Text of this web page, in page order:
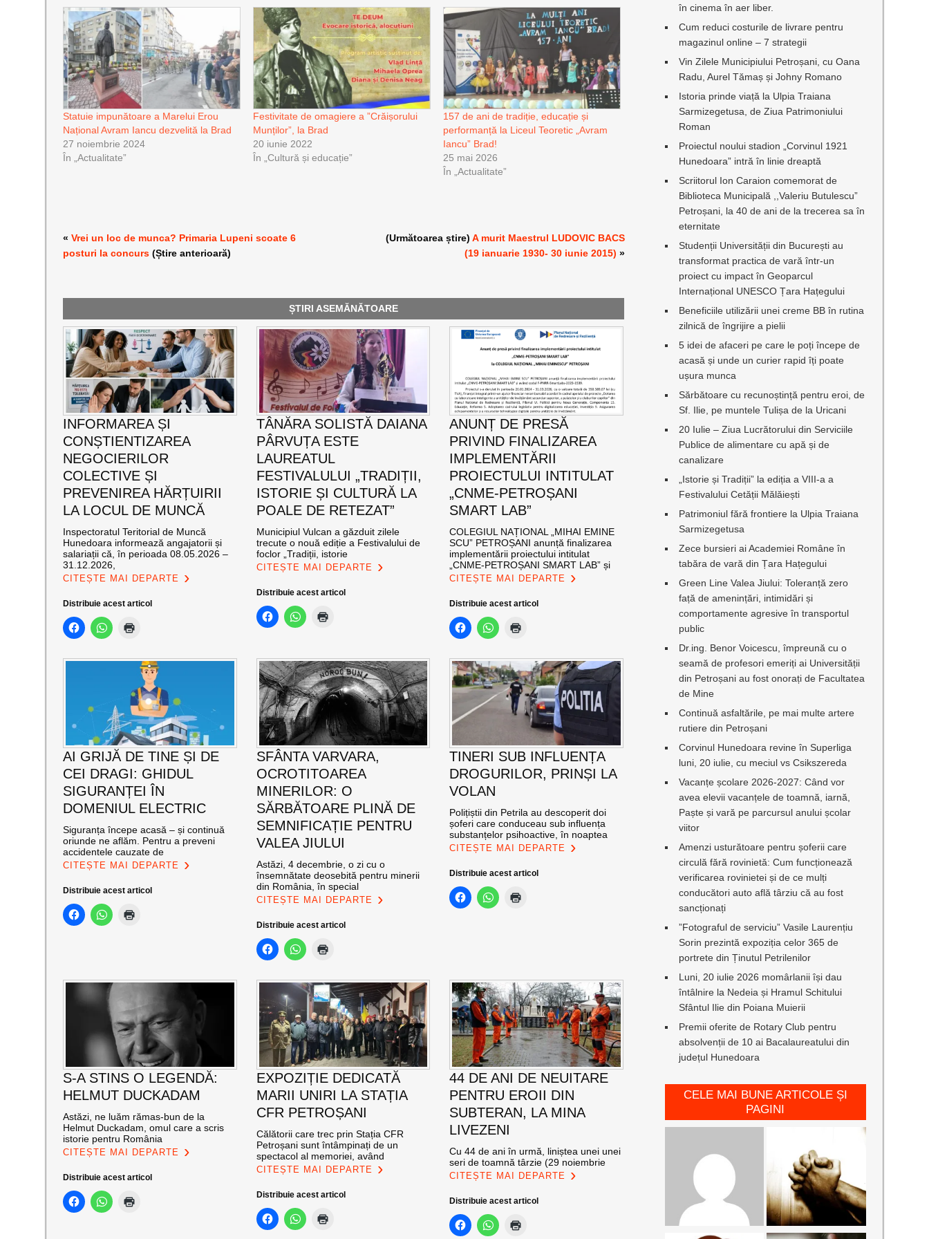
Statuie impunătoare a Marelui Erou
Național Avram Iancu dezvelită la Brad
27 noiembrie 2024
În „Actualitate”
Festivitate de omagiere a ”Crăișorului
Munților”, la Brad
20 iunie 2022
În „Cultură și educație”
157 de ani de tradiție, educație și
performanță la Liceul Teoretic „Avram
Iancu” Brad!
25 mai 2026
În „Actualitate”
«Vrei un loc de munca? Primaria Lupeni scoate 6
posturi la concurs (Știre anterioară)
(Următoarea știre)A murit Maestrul LUDOVIC BACS
(19 ianuarie 1930- 30 iunie 2015) »
ȘTIRI ASEMĂNĂTOARE
INFORMAREA ȘI
CONȘTIENTIZAREA
NEGOCIERILOR
COLECTIVE ȘI
PREVENIREA HĂRȚUIRII
LA LOCUL DE MUNCĂ
Inspectoratul Teritorial de Muncă
Hunedoara informează angajatorii și
salariații că, în perioada 08.05.2026 –
31.12.2026,
CITEȘTE MAI DEPARTE
Distribuie acest articol
TÂNĂRA SOLISTĂ DAIANA
PÂRVUȚA ESTE
LAUREATUL
FESTIVALULUI „TRADIȚII,
ISTORIE ȘI CULTURĂ LA
POALE DE RETEZAT”
Municipiul Vulcan a găzduit zilele
trecute o nouă ediție a Festivalului de
foclor „Tradiții, istorie
CITEȘTE MAI DEPARTE
Distribuie acest articol
ANUNȚ DE PRESĂ
PRIVIND FINALIZAREA
IMPLEMENTĂRII
PROIECTULUI INTITULAT
„CNME-PETROȘANI
SMART LAB”
COLEGIUL NAȚIONAL „MIHAI EMINE
SCU” PETROȘANI anunță finalizarea
implementării proiectului intitulat
„CNME-PETROȘANI SMART LAB” și
CITEȘTE MAI DEPARTE
Distribuie acest articol
AI GRIJĂ DE TINE ȘI DE
CEI DRAGI: GHIDUL
SIGURANȚEI ÎN
DOMENIUL ELECTRIC
Siguranța începe acasă – și continuă
oriunde ne aflăm. Pentru a preveni
accidentele cauzate de
CITEȘTE MAI DEPARTE
Distribuie acest articol
SFÂNTA VARVARA,
OCROTITOAREA
MINERILOR: O
SĂRBĂTOARE PLINĂ DE
SEMNIFICAȚIE PENTRU
VALEA JIULUI
Astăzi, 4 decembrie, o zi cu o
însemnătate deosebită pentru minerii
din România, în special
CITEȘTE MAI DEPARTE
Distribuie acest articol
TINERI SUB INFLUENȚA
DROGURILOR, PRINȘI LA
VOLAN
Polițiștii din Petrila au descoperit doi
șoferi care conduceau sub influența
substanțelor psihoactive, în noaptea
CITEȘTE MAI DEPARTE
Distribuie acest articol
S-A STINS O LEGENDĂ:
HELMUT DUCKADAM
Astăzi, ne luăm rămas-bun de la
Helmut Duckadam, omul care a scris
istorie pentru România
CITEȘTE MAI DEPARTE
Distribuie acest articol
EXPOZIȚIE DEDICATĂ
MARII UNIRI LA STAȚIA
CFR PETROȘANI
Călătorii care trec prin Stația CFR
Petroșani sunt întâmpinați de un
spectacol al memoriei, având
CITEȘTE MAI DEPARTE
Distribuie acest articol
44 DE ANI DE NEUITARE
PENTRU EROII DIN
SUBTERAN, LA MINA
LIVEZENI
Cu 44 de ani în urmă, liniștea unei unei
seri de toamnă târzie (29 noiembrie
CITEȘTE MAI DEPARTE
Distribuie acest articol
în cinema în aer liber.
Cum reduci costurile de livrare pentru
magazinul online – 7 strategii
Vin Zilele Municipiului Petroșani, cu Oana
Radu, Aurel Tămaș și Johny Romano
Istoria prinde viață la Ulpia Traiana
Sarmizegetusa, de Ziua Patrimoniului
Roman
Proiectul noului stadion „Corvinul 1921
Hunedoara” intră în linie dreaptă
Scriitorul Ion Caraion comemorat de
Biblioteca Municipală ,,Valeriu Butulescu”
Petroșani, la 40 de ani de la trecerea sa în
eternitate
Studenții Universității din București au
transformat practica de vară într-un
proiect cu impact în Geoparcul
Internațional UNESCO Țara Hațegului
Beneficiile utilizării unei creme BB în rutina
zilnică de îngrijire a pielii
5 idei de afaceri pe care le poți începe de
acasă și unde un curier rapid îți poate
ușura munca
Sărbătoare cu recunoștință pentru eroi, de
Sf. Ilie, pe muntele Tulișa de la Uricani
20 Iulie – Ziua Lucrătorului din Serviciile
Publice de alimentare cu apă și de
canalizare
„Istorie și Tradiții” la ediția a VIII-a a
Festivalului Cetății Mălăiești
Patrimoniul fără frontiere la Ulpia Traiana
Sarmizegetusa
Zece bursieri ai Academiei Române în
tabăra de vară din Țara Hațegului
Green Line Valea Jiului: Toleranță zero
față de amenințări, intimidări și
comportamente agresive în transportul
public
Dr.ing. Benor Voicescu, împreună cu o
seamă de profesori emeriți ai Universității
din Petroșani au fost onorați de Facultatea
de Mine
Continuă asfaltările, pe mai multe artere
rutiere din Petroșani
Corvinul Hunedoara revine în Superliga
luni, 20 iulie, cu meciul vs Csikszereda
Vacanțe școlare 2026-2027: Când vor
avea elevii vacanțele de toamnă, iarnă,
Paște și vară pe parcursul anului școlar
viitor
Amenzi usturătoare pentru șoferii care
circulă fără rovinietă: Cum funcționează
verificarea rovinietei și de ce mulți
conducători auto află târziu că au fost
sancționați
”Fotograful de serviciu” Vasile Laurențiu
Sorin prezintă expoziția celor 365 de
portrete din Ținutul Petrilenilor
Luni, 20 iulie 2026 momârlanii își dau
întâlnire la Nedeia și Hramul Schitului
Sfântul Ilie din Poiana Muierii
Premii oferite de Rotary Club pentru
absolvenții de 10 ai Bacalaureatului din
județul Hunedoara
CELE MAI BUNE ARTICOLE ȘI
PAGINI